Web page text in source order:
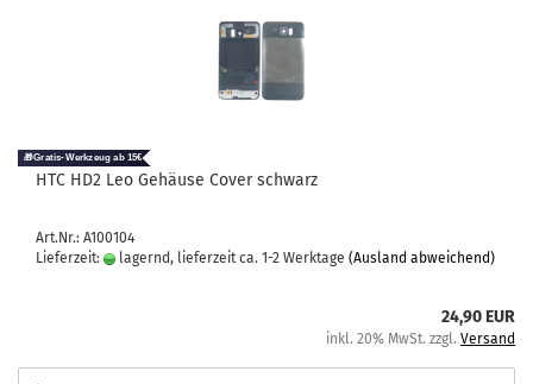
HTC HD2 Leo Ge­häu­se Cover schwarz
Art.Nr.: A100104
Lieferzeit:
lagernd, lieferzeit ca. 1-2 Werktage (Ausland abweichend)
24,90 EUR
inkl. 20% MwSt. zzgl. Versand